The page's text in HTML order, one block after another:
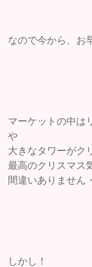
なので今から、お
マーケットの中は
や
大きなタワーがク
最高のクリスマス
間違いありません・
しかし！